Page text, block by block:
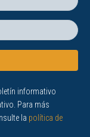
informativo
Para más
la política de